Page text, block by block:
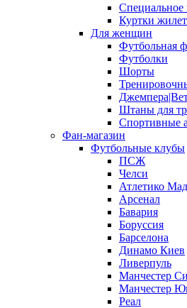
Специальное
Куртки
Для женщин
Футбольная
Футболки
Шорты
Штаны для
Спортивные
Фан-магазин
Футбольные клубы
ПСЖ
Челси
Атлетико
Арсенал
Бавария
Боруссия
Барселона
Динамо Киев
Ливерпуль
Манчестер
Манчестер
Реал